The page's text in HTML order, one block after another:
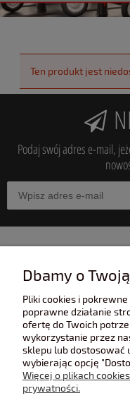
Ten produkt jest
Podaj swój adres e-mail,
Dbamy o
Pliki cookies i
poprawne działanie
ofertę do Twoich
wykorzystanie przez
sklepu lub dostosować
wybierając opcję
Więcej o plikach
prywatności.